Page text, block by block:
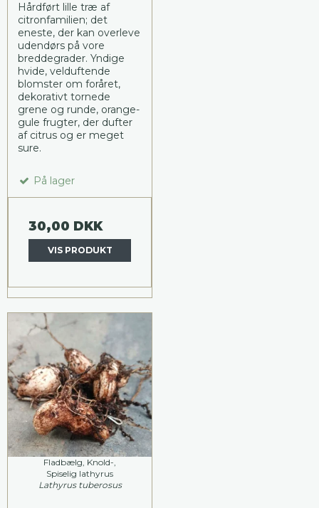
Hårdført lille træ af
citronfamilien; det
eneste, der kan overleve
udendørs på vore
breddegrader. Yndige
hvide, velduftende
blomster om foråret,
dekorativt tornede
grene og runde, orange-
gule frugter, der dufter
af citrus og er meget
sure.
På lager
30,00 DKK
VIS PRODUKT
Fladbælg, Knold-,
Spiselig lathyrus
Lathyrus tuberosus